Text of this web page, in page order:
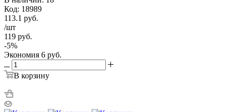
Код: 18989
113.1 руб.
/шт
119 руб.
-5%
Экономия 6 руб.
В корзину